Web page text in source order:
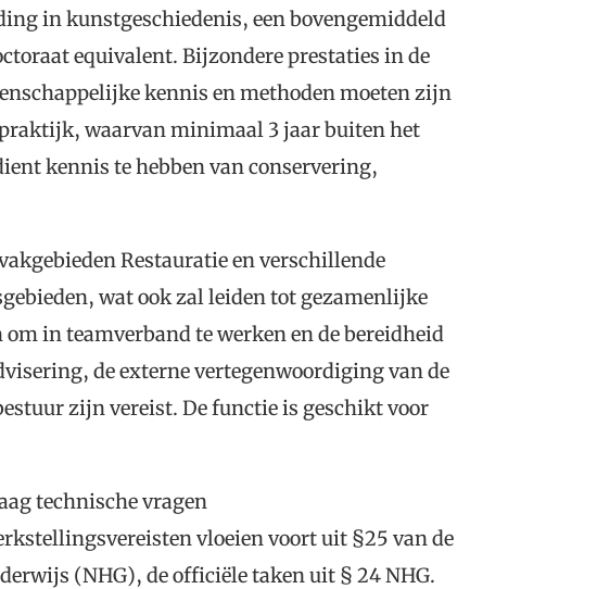
in kunstgeschiedenis, een bovengemiddeld
equivalent. Bijzondere prestaties in de
kennis en methoden moeten zijn
waarvan minimaal 3 jaar buiten het
kennis te hebben van conservering,
Restauratie en verschillende
wat ook zal leiden tot gezamenlijke
in teamverband te werken en de bereidheid
de externe vertegenwoordiging van de
zijn vereist. De functie is geschikt voor
technische vragen
vloeien voort uit §25 van de
(NHG), de officiële taken uit § 24 NHG.